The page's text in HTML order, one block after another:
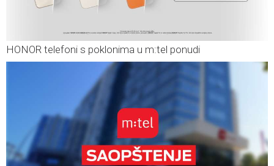
HONOR telefoni s poklonima u m:tel ponudi